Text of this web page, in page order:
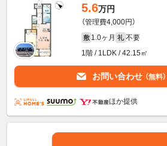
5.6万円
（管理費4,000円）
敷 1.0ヶ月 礼 不要
1階 / 1LDK / 42.15㎡
お問い合わせ （無料）
ほか提供